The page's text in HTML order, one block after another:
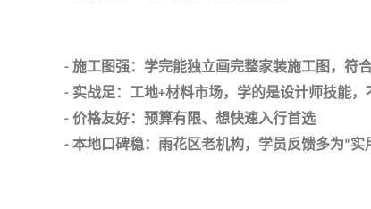
- 施工图强：学完能独立画完整家装施工图，符
- 实战足：工地+材料市场，学的是设计师技能，
- 价格友好：预算有限、想快速入行首选
- 本地口碑稳：雨花区老机构，学员反馈多为“实